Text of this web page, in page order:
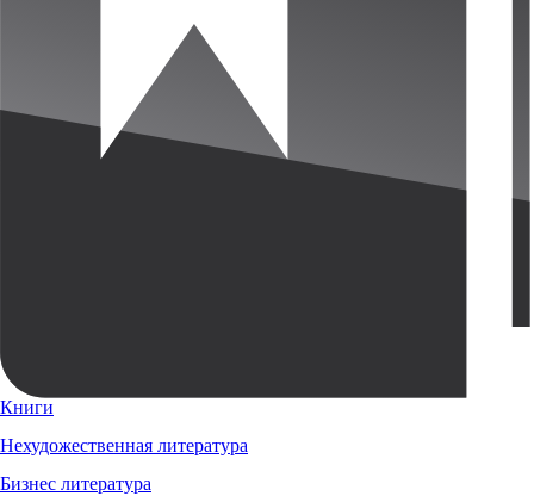
Книги
Нехудожественная литература
Бизнес литература